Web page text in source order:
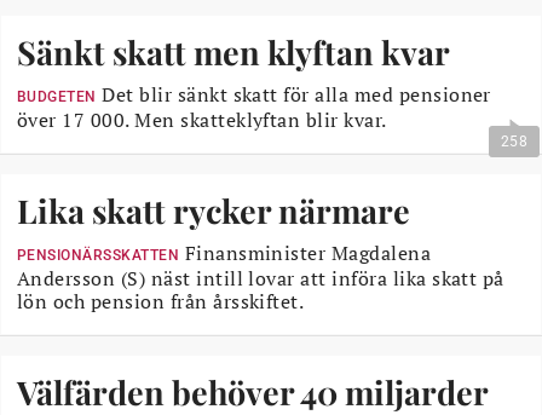
Sänkt skatt men klyftan kvar
BUDGETEN Det blir sänkt skatt för alla med pensioner
över 17 000. Men skatteklyftan blir kvar.
258
Lika skatt rycker närmare
PENSIONÄRSSKATTEN Finansminister Magdalena
Andersson (S) näst intill lovar att införa lika skatt på
lön och pension från årsskiftet.
Välfärden behöver 40 miljarder